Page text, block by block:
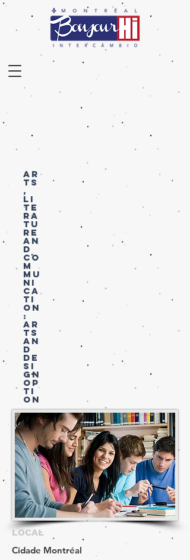
AR
TS
,
LI
TE
RA
TU
RE
AN
D
CO
M
MU
NI
CA
TI
ON
:
AR
TS
AN
D
DE
SI
GN
OP
TI
ON
LOCAL
Cidade Montréal